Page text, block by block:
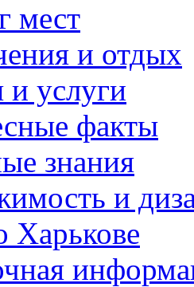
мест
и отдых
и услуги
факты
знания
и
Харькове